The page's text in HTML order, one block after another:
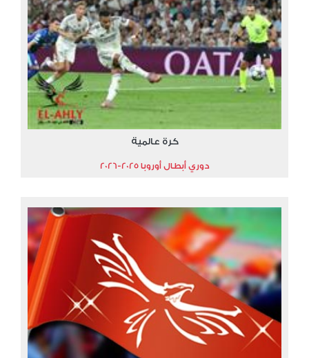
كرة عالمية
دوري أبطال أوروبا 2025-2026